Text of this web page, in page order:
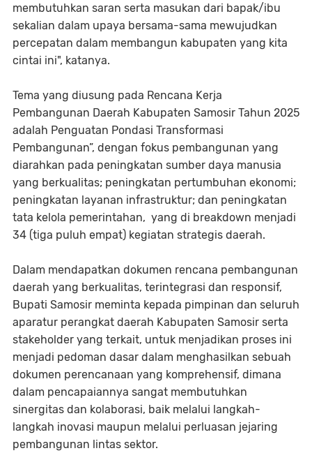
membutuhkan saran serta masukan dari bapak/ibu
sekalian dalam upaya bersama-sama mewujudkan
percepatan dalam membangun kabupaten yang kita
cintai ini", katanya.
Tema yang diusung pada Rencana Kerja
Pembangunan Daerah Kabupaten Samosir Tahun 2025
adalah Penguatan Pondasi Transformasi
Pembangunan”, dengan fokus pembangunan yang
diarahkan pada peningkatan sumber daya manusia
yang berkualitas; peningkatan pertumbuhan ekonomi;
peningkatan layanan infrastruktur; dan peningkatan
tata kelola pemerintahan, yang di breakdown menjadi
34 (tiga puluh empat) kegiatan strategis daerah.
Dalam mendapatkan dokumen rencana pembangunan
daerah yang berkualitas, terintegrasi dan responsif,
Bupati Samosir meminta kepada pimpinan dan seluruh
aparatur perangkat daerah Kabupaten Samosir serta
stakeholder yang terkait, untuk menjadikan proses ini
menjadi pedoman dasar dalam menghasilkan sebuah
dokumen perencanaan yang komprehensif, dimana
dalam pencapaiannya sangat membutuhkan
sinergitas dan kolaborasi, baik melalui langkah-
langkah inovasi maupun melalui perluasan jejaring
pembangunan lintas sektor.